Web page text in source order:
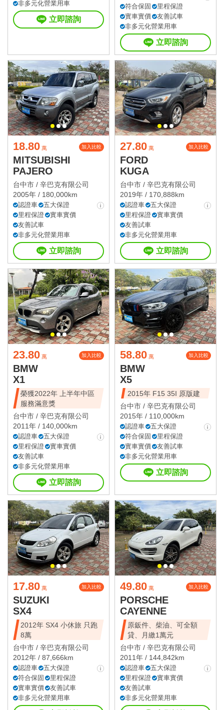
非多元化營業用車
立即諮詢
符合保固
里程保證
實車實價
友善試車
非多元化營業用車
立即諮詢
18.80 萬 加入比較
MITSUBISHI
PAJERO
台中市 / 辛巴克有限公司
2005年 / 180,000km
認證車
五大保證
里程保證
實車實價
友善試車
非多元化營業用車
立即諮詢
27.80 萬 加入比較
FORD
KUGA
台中市 / 辛巴克有限公司
2019年 / 170,888km
認證車
五大保證
里程保證
實車實價
友善試車
非多元化營業用車
立即諮詢
23.80 萬 加入比較
BMW
X1
榮獲2022年 上半年中區
服務滿意獎
台中市 / 辛巴克有限公司
2011年 / 140,000km
認證車
五大保證
里程保證
實車實價
友善試車
非多元化營業用車
立即諮詢
58.80 萬 加入比較
BMW
X5
2015年 F15 35I 原版建
台中市 / 辛巴克有限公司
2015年 / 110,000km
認證車
五大保證
符合保固
里程保證
實車實價
友善試車
非多元化營業用車
立即諮詢
17.80 萬 加入比較
SUZUKI
SX4
2012年 SX4 小休旅 只跑
8萬
台中市 / 辛巴克有限公司
2012年 / 87,666km
認證車
五大保證
符合保固
里程保證
實車實價
友善試車
非多元化營業用車
49.80 萬 加入比較
PORSCHE
CAYENNE
原鈑件、柴油、可全額
貸、月繳1萬元
台中市 / 辛巴克有限公司
2011年 / 144,842km
認證車
五大保證
里程保證
實車實價
友善試車
非多元化營業用車